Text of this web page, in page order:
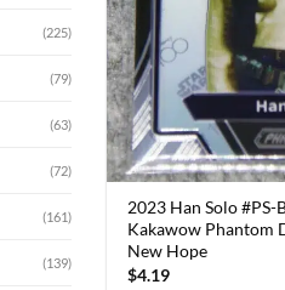
(225)
(79)
(63)
(72)
(161)
(139)
2023 Han Solo #PS-
Kakawow Phantom
New Hope
$4.19